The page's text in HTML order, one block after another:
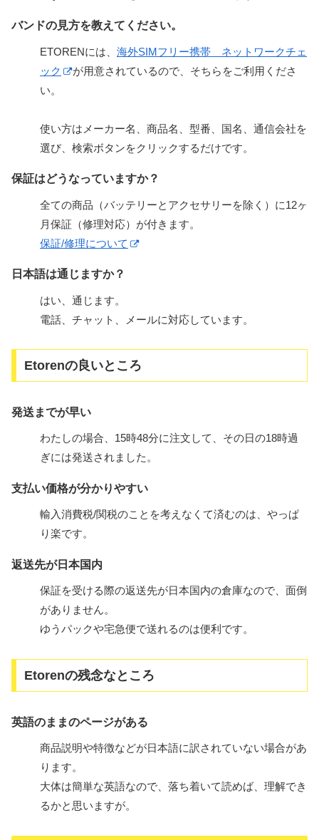
バンドの見方を教えてください。
ETORENには、 海外SIMフリー携帯 ネットワークチェ
ック
が用意されているので、そちらをご利用くださ
い。
使い方はメーカー名、商品名、型番、国名、通信会社を
選び、検索ボタンをクリックするだけです。
保証はどうなっていますか？
全ての商品（バッテリーとアクセサリーを除く）に12ヶ
月保証（修理対応）が付きます。
保証/修理について
日本語は通じますか？
はい、通じます。
電話、チャット、メールに対応しています。
Etorenの良いところ
発送までが早い
わたしの場合、15時48分に注文して、その日の18時過
ぎには発送されました。
支払い価格が分かりやすい
輸入消費税/関税のことを考えなくて済むのは、やっぱ
り楽です。
返送先が日本国内
保証を受ける際の返送先が日本国内の倉庫なので、面倒
がありません。
ゆうパックや宅急便で送れるのは便利です。
Etorenの残念なところ
英語のままのページがある
商品説明や特徴などが日本語に訳されていない場合があ
ります。
大体は簡単な英語なので、落ち着いて読めば、理解でき
るかと思いますが。